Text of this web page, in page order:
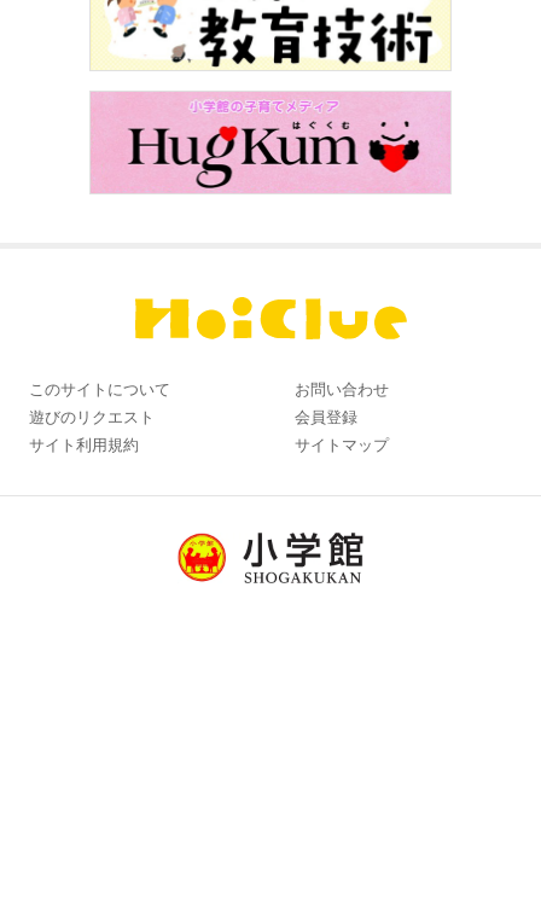
このサイトについて
お問い合わせ
遊びのリクエスト
会員登録
サイト利用規約
サイトマップ